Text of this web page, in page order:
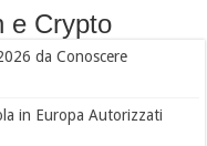
e Crypto
da Conoscere
in Europa Autorizzati